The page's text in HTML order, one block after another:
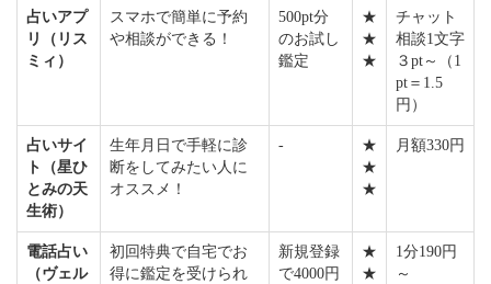
占いアプ
リ（リス
ミィ）
スマホで簡単に予約
や相談ができる！
500pt分
のお試し
鑑定
★
★
★
チャット
相談1文字
３pt～（1
pt＝1.5
円）
占いサイ
ト（星ひ
とみの天
生術）
生年月日で手軽に診
断をしてみたい人に
オススメ！
-
★
★
★
月額330円
電話占い
（ヴェル
初回特典で自宅でお
得に鑑定を受けられ
新規登録
で4000円
★
★
1分190円
～